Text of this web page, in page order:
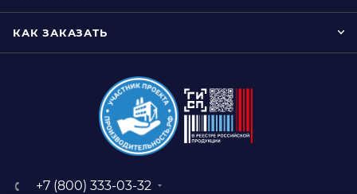
КАК ЗАКАЗАТЬ
+7 (800) 333-03-32